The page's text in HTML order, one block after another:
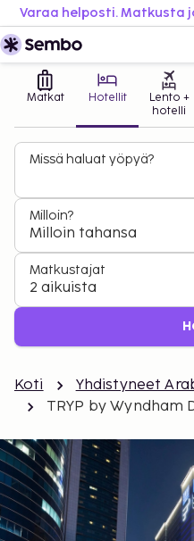
Matkat Hotellit
Lento +
hotelli
Missä haluat yöpyä?
Milloin?
Milloin tahansa
Matkustajat
2 aikuista
Koti Yhdistyneet
TRYP by Wyndham